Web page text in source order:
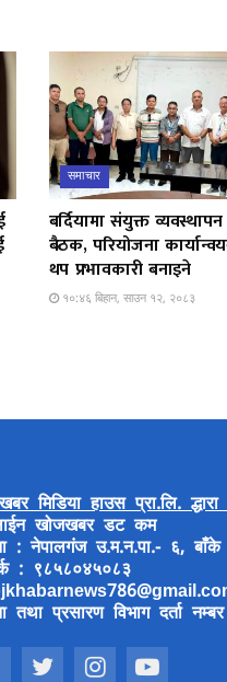
समाचार
बर्दियामा संयुक्त व्यवस्थापन
बैठक, परियोजना
थप प्रभावकारी बनाइने
१०:४६ बिहान, साउन १२, २०८३
मिडिया हाउस प्रा.लि.
खोजखबर डट कम
: नेपालगंज उ.म.न.पा.- ६, बाँके
: ९८५८०४५०८३
तथा प्रसारण विभाग दर्ता